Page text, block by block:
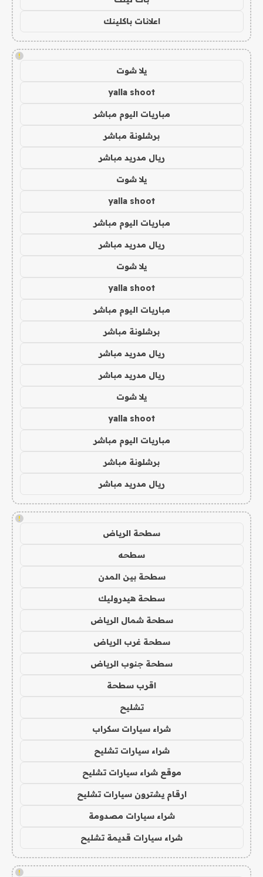
اعلانات باكلينك
!
يلا شوت
yalla shoot
مباريات اليوم مباشر
برشلونة مباشر
ريال مدريد مباشر
يلا شوت
yalla shoot
مباريات اليوم مباشر
ريال مدريد مباشر
يلا شوت
yalla shoot
مباريات اليوم مباشر
برشلونة مباشر
ريال مدريد مباشر
ريال مدريد مباشر
يلا شوت
yalla shoot
مباريات اليوم مباشر
برشلونة مباشر
ريال مدريد مباشر
!
سطحة الرياض
سطحه
سطحة بين المدن
سطحة هيدروليك
سطحة شمال الرياض
سطحة غرب الرياض
سطحة جنوب الرياض
اقرب سطحة
تشليح
شراء سيارات سكراب
شراء سيارات تشليح
موقع شراء سيارات تشليح
ارقام يشترون سيارات تشليح
شراء سيارات مصدومة
شراء سيارات قديمة تشليح
!